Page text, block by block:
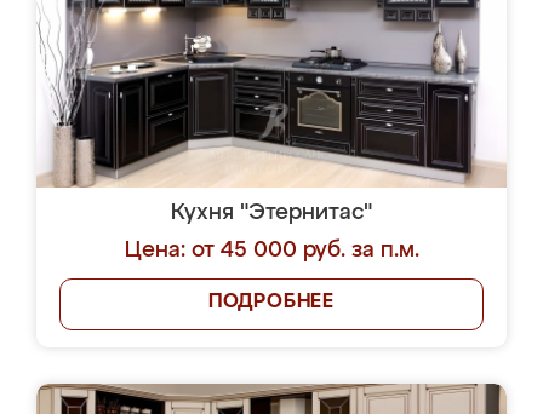
Кухня "Этернитас"
Цена: от 45 000 руб. за п.м.
ПОДРОБНЕЕ